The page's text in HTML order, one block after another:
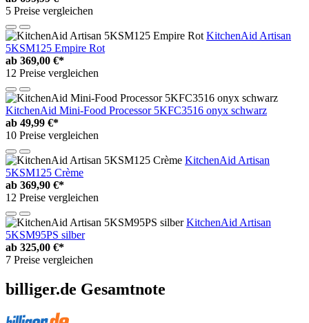
5 Preise vergleichen
KitchenAid Artisan
5KSM125 Empire Rot
ab 369,00 €*
12 Preise vergleichen
KitchenAid Mini-Food Processor 5KFC3516 onyx schwarz
ab 49,99 €*
10 Preise vergleichen
KitchenAid Artisan
5KSM125 Crème
ab 369,90 €*
12 Preise vergleichen
KitchenAid Artisan
5KSM95PS silber
ab 325,00 €*
7 Preise vergleichen
billiger.de Gesamtnote